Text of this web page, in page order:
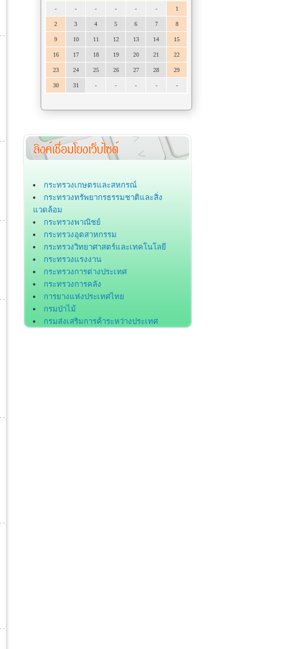
- - - - - - 1
2 3 4 5 6 7 8
9 10 11 12 13 14 15
16 17 18 19 20 21 22
23 24 25 26 27 28 29
30 31 - - - - -
กระทรวงเกษตรและสหกรณ์
กระทรวงทรัพยากรธรรมชาติและสิ่ง
แวดล้อม
กระทรวงพาณิชย์
กระทรวงอุตสาหกรรม
กระทรวงวิทยาศาสตร์และเทคโนโลยี
กระทรวงแรงงาน
กระทรวงการต่างประเทศ
กระทรวงการคลัง
การยางแห่งประเทศไทย
กรมป่าไม้
กรมส่งเสริมการค้าระหว่างประเทศ